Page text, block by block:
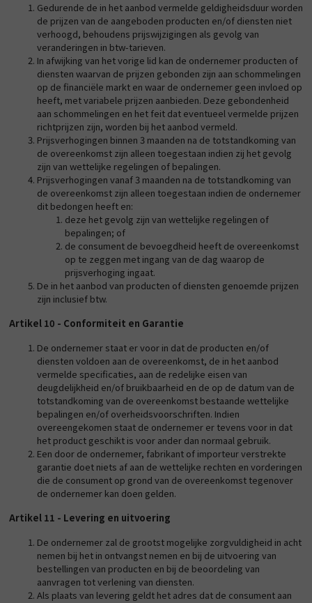
Gedurende de in het aanbod vermelde geldigheidsduur worden
de prijzen van de aangeboden producten en/of diensten niet
verhoogd, behoudens prijswijzigingen als gevolg van
veranderingen in btw-tarieven.
In afwijking van het vorige lid kan de ondernemer producten of
diensten waarvan de prijzen gebonden zijn aan schommelingen
op de financiële markt en waar de ondernemer geen invloed op
heeft, met variabele prijzen aanbieden. Deze gebondenheid
aan schommelingen en het feit dat eventueel vermelde prijzen
richtprijzen zijn, worden bij het aanbod vermeld.
Prijsverhogingen binnen 3 maanden na de totstandkoming van
de overeenkomst zijn alleen toegestaan indien zij het gevolg
zijn van wettelijke regelingen of bepalingen.
Prijsverhogingen vanaf 3 maanden na de totstandkoming van
de overeenkomst zijn alleen toegestaan indien de ondernemer
dit bedongen heeft en:
deze het gevolg zijn van wettelijke regelingen of
bepalingen; of
de consument de bevoegdheid heeft de overeenkomst
op te zeggen met ingang van de dag waarop de
prijsverhoging ingaat.
De in het aanbod van producten of diensten genoemde prijzen
zijn inclusief btw.
Artikel 10 - Conformiteit en Garantie
De ondernemer staat er voor in dat de producten en/of
diensten voldoen aan de overeenkomst, de in het aanbod
vermelde specificaties, aan de redelijke eisen van
deugdelijkheid en/of bruikbaarheid en de op de datum van de
totstandkoming van de overeenkomst bestaande wettelijke
bepalingen en/of overheidsvoorschriften. Indien
overeengekomen staat de ondernemer er tevens voor in dat
het product geschikt is voor ander dan normaal gebruik.
Een door de ondernemer, fabrikant of importeur verstrekte
garantie doet niets af aan de wettelijke rechten en vorderingen
die de consument op grond van de overeenkomst tegenover
de ondernemer kan doen gelden.
Artikel 11 - Levering en uitvoering
De ondernemer zal de grootst mogelijke zorgvuldigheid in acht
nemen bij het in ontvangst nemen en bij de uitvoering van
bestellingen van producten en bij de beoordeling van
aanvragen tot verlening van diensten.
Als plaats van levering geldt het adres dat de consument aan